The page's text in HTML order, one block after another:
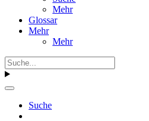
Mehr
Glossar
Mehr
Mehr
Suche